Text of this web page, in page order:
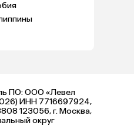
ПО: ООО «Левел
ИНН 7716697924,
123056, г. Москва,
округ